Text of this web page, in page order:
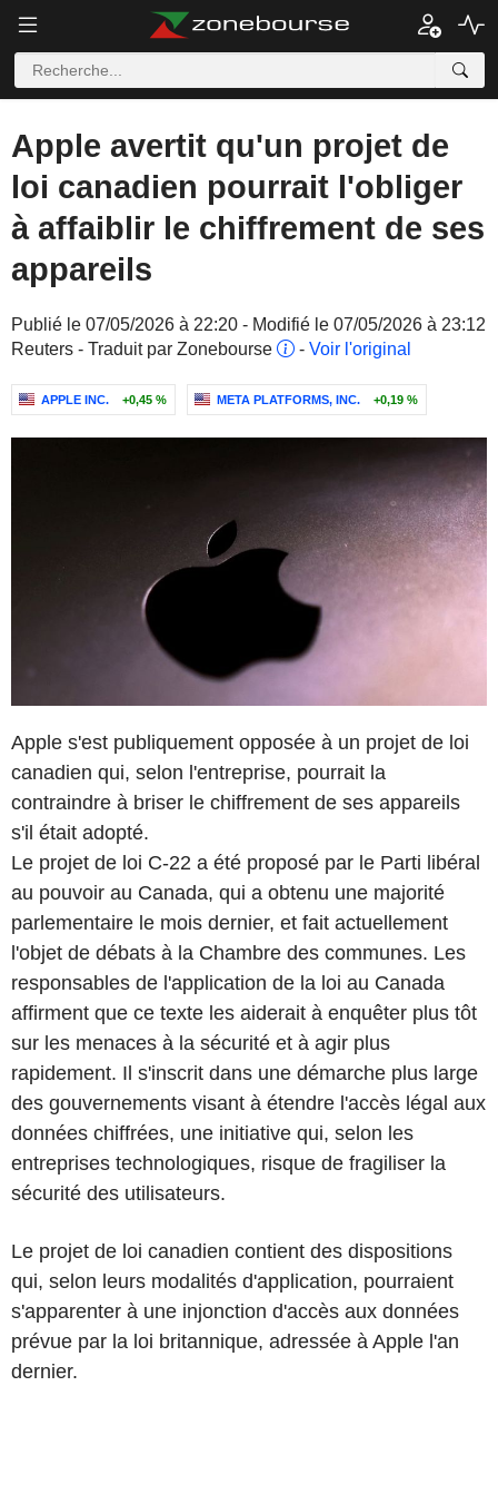
Apple avertit qu'un projet de
loi canadien pourrait l'obliger
à affaiblir le chiffrement de ses
appareils
Publié le 07/05/2026 à 22:20 - Modifié le 07/05/2026 à 23:12
Reuters - Traduit par Zonebourse
- Voir l'original
APPLE INC. +0,45 % META PLATFORMS, INC. +0,19 %
Apple s'est publiquement opposée à un projet de loi
canadien qui, selon l'entreprise, pourrait la
contraindre à briser le chiffrement de ses appareils
s'il était adopté.
Le projet de loi C-22 a été proposé par le Parti libéral
au pouvoir au Canada, qui a obtenu une majorité
parlementaire le mois dernier, et fait actuellement
l'objet de débats à la Chambre des communes. Les
responsables de l'application de la loi au Canada
affirment que ce texte les aiderait à enquêter plus tôt
sur les menaces à la sécurité et à agir plus
rapidement. Il s'inscrit dans une démarche plus large
des gouvernements visant à étendre l'accès légal aux
données chiffrées, une initiative qui, selon les
entreprises technologiques, risque de fragiliser la
sécurité des utilisateurs.
Le projet de loi canadien contient des dispositions
qui, selon leurs modalités d'application, pourraient
s'apparenter à une injonction d'accès aux données
prévue par la loi britannique, adressée à Apple l'an
dernier.